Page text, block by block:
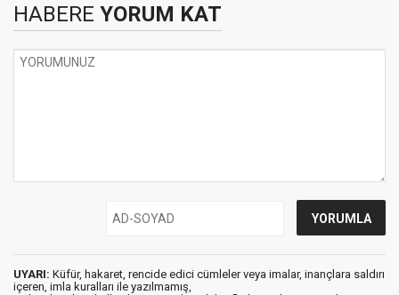
HABERE YORUM KAT
UYARI: Küfür, hakaret, rencide edici cümleler veya imalar, inançlara saldırı
içeren, imla kuralları ile yazılmamış,